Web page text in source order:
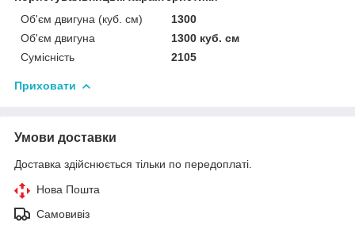
Об'єм двигуна (куб. см)
1300
Об'єм двигуна
1300 куб. cм
Сумісність
2105
Приховати
Умови доставки
Доставка здійснюється тільки по передоплаті.
Нова Пошта
Самовивіз